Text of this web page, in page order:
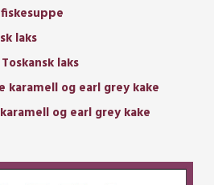
laks
Toskansk laks
karamell og earl grey kake
og earl grey kake